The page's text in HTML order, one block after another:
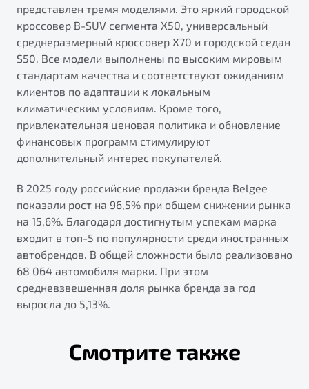
Универсальный кроссовер
от 2 499 990 ₽*
Обзор В наличии
Запись на сервис
Калькулятор ТО
Клиентская поддержка
представлен тремя моделями. Это яркий городской
кроссовер B-SUV сегмента X50, универсальный
среднеразмерный кроссовер X70 и городской седан
S50. Все модели выполнены по высоким мировым
стандартам качества и соответствуют ожиданиям
клиентов по адаптации к локальным
климатическим условиям. Кроме того,
привлекательная ценовая политика и обновление
финансовых программ стимулируют
дополнительный интерес покупателей.
В 2025 году российские продажи бренда Belgee
показали рост на 96,5% при общем снижении рынка
на 15,6%. Благодаря достигнутым успехам марка
входит в топ-5 по популярности среди иностранных
автобрендов. В общей сложности было реализовано
68 064 автомобиля марки. При этом
средневзвешенная доля рынка бренда за год
выросла до 5,13%.
Смотрите также